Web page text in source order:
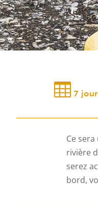
 7
Ce
rivière
serez
bord,